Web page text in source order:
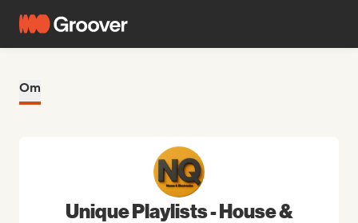
Om
Unique Playlists - House &